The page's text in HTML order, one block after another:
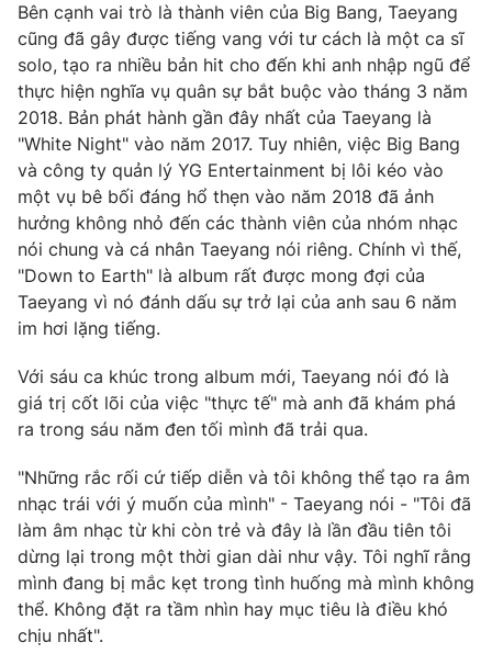
Phim VTV
Hậu trường
Nhân vật
Khán giả
Giải sao mai
Giải trí
Điện ảnh
Âm nhạc
Sao
Đời sống
Du lịch
Làm đẹp
Chất lượng cuộc sống
Giáo dục
Tuyển sinh
Học trực tuyến
Công nghệ
Hitech Công nghệ tương lai
Sản phẩm
Thị trường
Tư vấn
Giao lưu trực tuyến
Lịch phát sóng
Emagazine Podcast
Photo Infographic
Video Shorts video
Bên cạnh vai trò là thành viên của Big Bang, Taeyang
cũng đã gây được tiếng vang với tư cách là một ca sĩ
solo, tạo ra nhiều bản hit cho đến khi anh nhập ngũ để
thực hiện nghĩa vụ quân sự bắt buộc vào tháng 3 năm
2018. Bản phát hành gần đây nhất của Taeyang là
"White Night" vào năm 2017. Tuy nhiên, việc Big Bang
và công ty quản lý YG Entertainment bị lôi kéo vào
một vụ bê bối đáng hổ thẹn vào năm 2018 đã ảnh
hưởng không nhỏ đến các thành viên của nhóm nhạc
nói chung và cá nhân Taeyang nói riêng. Chính vì thế,
"Down to Earth" là album rất được mong đợi của
Taeyang vì nó đánh dấu sự trở lại của anh sau 6 năm
im hơi lặng tiếng.
Với sáu ca khúc trong album mới, Taeyang nói đó là
giá trị cốt lõi của việc "thực tế" mà anh đã khám phá
ra trong sáu năm đen tối mình đã trải qua.
"Những rắc rối cứ tiếp diễn và tôi không thể tạo ra âm
nhạc trái với ý muốn của mình" - Taeyang nói - "Tôi đã
làm âm nhạc từ khi còn trẻ và đây là lần đầu tiên tôi
dừng lại trong một thời gian dài như vậy. Tôi nghĩ rằng
mình đang bị mắc kẹt trong tình huống mà mình không
thể. Không đặt ra tầm nhìn hay mục tiêu là điều khó
chịu nhất".